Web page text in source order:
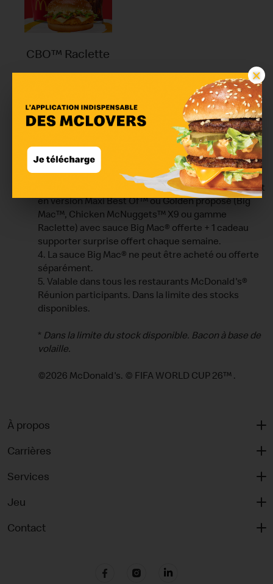
×
CBO™ Raclette
Conditions
1. McDonald's se réserve le droit de retirer ou de
suspendre cette offre à tout moment.
2. Valable uniquement du 09.06 au 19.07.2026.
3. Menu Coupe du Monde FIFA ™ valable uniquement
en version Maxi Best Of™ ou Golden proposé (Big
Mac™, Chicken McNuggets™ X9 ou gamme
Raclette) avec sauce Big Mac® offerte + 1 cadeau
supporter surprise offert chaque semaine.
4. La sauce Big Mac® ne peut être acheté ou offerte
séparément.
5. Valable dans tous les restaurants McDonald's®
Réunion participants. Dans la limite des stocks
disponibles.
* Dans la limite du stock disponible. Bacon à base de
volaille.
©2026 McDonald's. © FIFA WORLD CUP 26™ .
À propos
Carrières
Services
Jeu
Contact